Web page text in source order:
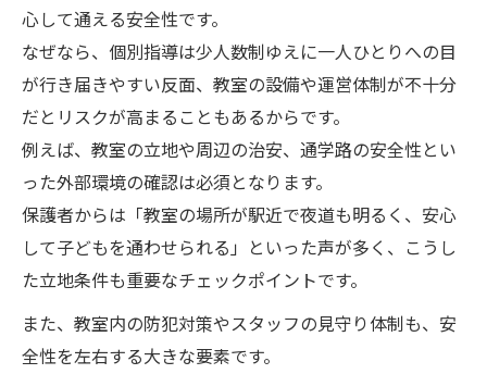
心して通える安全性です。
なぜなら、個別指導は少人数制ゆえに一人ひとりへの目
が行き届きやすい反面、教室の設備や運営体制が不十分
だとリスクが高まることもあるからです。
例えば、教室の立地や周辺の治安、通学路の安全性とい
った外部環境の確認は必須となります。
保護者からは「教室の場所が駅近で夜道も明るく、安心
して子どもを通わせられる」といった声が多く、こうし
た立地条件も重要なチェックポイントです。
また、教室内の防犯対策やスタッフの見守り体制も、安
全性を左右する大きな要素です。